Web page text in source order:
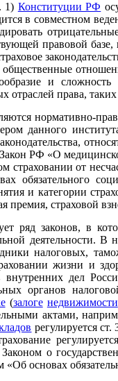
1) Конституции РФ
в совместном
правовой
и
отраслей права,
нормативно-
данного
РФ «О
страховании от
обязательного
и категории
премия, страховой
ряд законов, в
деятельности.
налоговых,
жизни и
внутренних дел
органов
(залоге недвижимости
актами,
регулируется
Законом о
основах